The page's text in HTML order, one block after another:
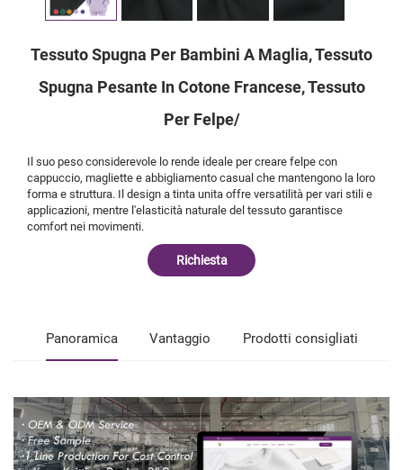
Tessuto Spugna Per Bambini A Maglia, Tessuto
Spugna Pesante In Cotone Francese, Tessuto
Per Felpe/
Il suo peso considerevole lo rende ideale per creare felpe con
cappuccio, magliette e abbigliamento casual che mantengono la loro
forma e struttura. Il design a tinta unita offre versatilità per vari stili e
applicazioni, mentre l'elasticità naturale del tessuto garantisce
comfort nei movimenti.
Richiesta
Panoramica Vantaggio Prodotti consigliati